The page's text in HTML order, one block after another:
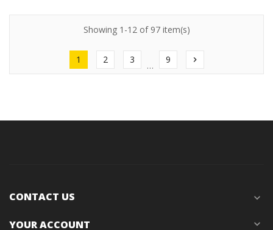
Showing 1-12 of 97 item(s)
1 2 3
…
9 chevron_right
CONTACT US expand_more
YOUR ACCOUNT expand_more